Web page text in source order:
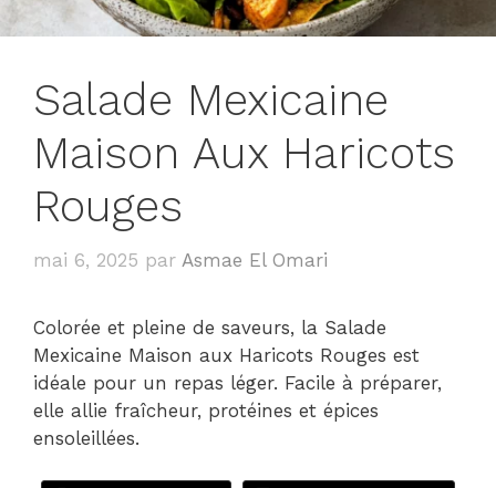
Salade Mexicaine
Maison Aux Haricots
Rouges
mai 6, 2025 par Asmae El Omari
Colorée et pleine de saveurs, la Salade
Mexicaine Maison aux Haricots Rouges est
idéale pour un repas léger. Facile à préparer,
elle allie fraîcheur, protéines et épices
ensoleillées.